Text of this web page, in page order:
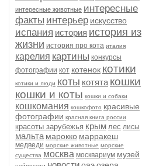
интересные животные интересные
факты интерьер искусство
испания история история из
жизни история про кота италия
карелия картины конкурсы
фотографии кот котенок котики
котики и люди коты котята кошки
кошки и коты кошки и собаки
кошкомания кошкофото красивые
фотографии красная книга россии
красоты зарубежья крым лес лисы
мальта марокко марракеш
медведи морские животные морские
существа москва москвариум музей